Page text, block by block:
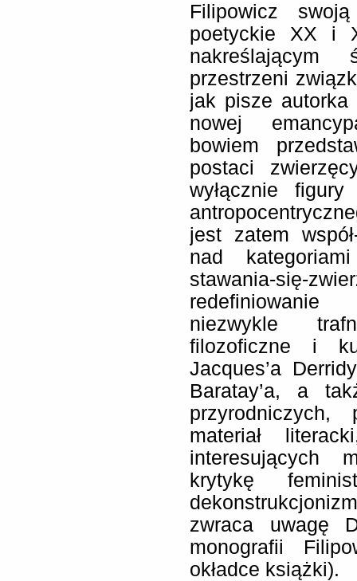
Filipowicz
poetyckie XX i
nakreślającym
przestrzeni
jak pisze autorka
nowej
bowiem
postaci
wyłącznie
jest zatem
nad
stawania-się-
redefiniowanie
niezwykle
filozoficzne i
Jacques’a
Baratay’a, a
przyrodniczych,
materiał
interesujących
krytykę
zwraca uwagę
monografii
okładce książki).